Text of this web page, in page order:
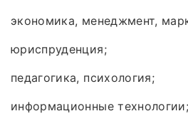
экономика, менеджмент,
юриспруденция;
педагогика, психология;
информационные технологии;